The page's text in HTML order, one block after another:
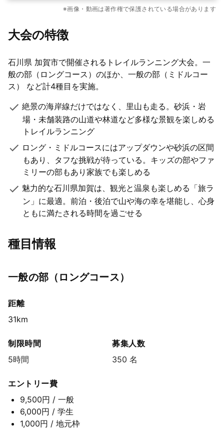
12枚
※画像・動画は著作権で保護されている場合があります
大会の特徴
石川県 加賀市で開催されるトレイルランニング大会。一
般の部（ロングコース）のほか、一般の部（ミドルコー
ス） など計4種目を実施。
絶景の海岸線だけではなく、里山も走る。砂浜・岩
場・未舗装路の山道や林道など多様な景観を楽しめる
トレイルランニング
ロング・ミドルコースにはアップダウンや砂浜の区間
もあり、タフな挑戦が待っている。キッズの部やファ
ミリーの部もあり家族でも楽しめる
魅力的な石川県加賀は、観光と温泉も楽しめる「旅ラ
ン」に最適。前泊・後泊で山や海の幸を堪能し、心身
ともに満たされる時間を過ごせる
種目情報
一般の部（ロングコース）
距離
31km
制限時間
5時間
募集人数
350 名
エントリー費
9,500円 / 一般
6,000円 / 学生
1,000円 / 地元枠